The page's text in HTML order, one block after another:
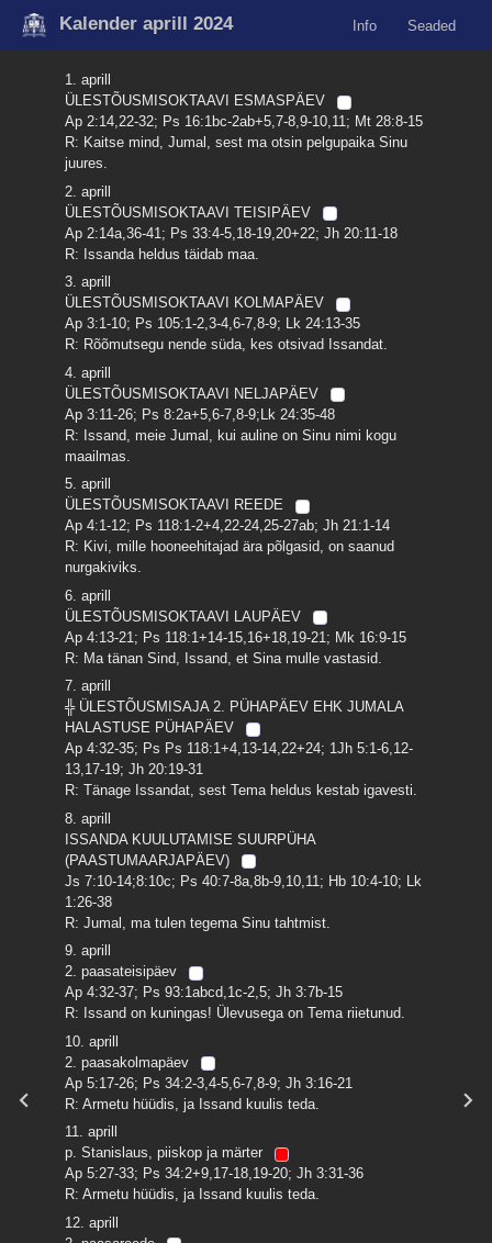
Kalender aprill 2024 Info Seaded
1. aprill
ÜLESTÕUSMISOKTAAVI ESMASPÄEV
Ap 2:14,22-32; Ps 16:1bc-2ab+5,7-8,9-10,11; Mt 28:8-15
R: Kaitse mind, Jumal, sest ma otsin pelgupaika Sinu
juures.
2. aprill
ÜLESTÕUSMISOKTAAVI TEISIPÄEV
Ap 2:14a,36-41; Ps 33:4-5,18-19,20+22; Jh 20:11-18
R: Issanda heldus täidab maa.
3. aprill
ÜLESTÕUSMISOKTAAVI KOLMAPÄEV
Ap 3:1-10; Ps 105:1-2,3-4,6-7,8-9; Lk 24:13-35
R: Rõõmutsegu nende süda, kes otsivad Issandat.
4. aprill
ÜLESTÕUSMISOKTAAVI NELJAPÄEV
Ap 3:11-26; Ps 8:2a+5,6-7,8-9;Lk 24:35-48
R: Issand, meie Jumal, kui auline on Sinu nimi kogu
maailmas.
5. aprill
ÜLESTÕUSMISOKTAAVI REEDE
Ap 4:1-12; Ps 118:1-2+4,22-24,25-27ab; Jh 21:1-14
R: Kivi, mille hooneehitajad ära põlgasid, on saanud
nurgakiviks.
6. aprill
ÜLESTÕUSMISOKTAAVI LAUPÄEV
Ap 4:13-21; Ps 118:1+14-15,16+18,19-21; Mk 16:9-15
R: Ma tänan Sind, Issand, et Sina mulle vastasid.
7. aprill
╬ ÜLESTÕUSMISAJA 2. PÜHAPÄEV EHK JUMALA
HALASTUSE PÜHAPÄEV
Ap 4:32-35; Ps Ps 118:1+4,13-14,22+24; 1Jh 5:1-6,12-
13,17-19; Jh 20:19-31
R: Tänage Issandat, sest Tema heldus kestab igavesti.
8. aprill
ISSANDA KUULUTAMISE SUURPÜHA
(PAASTUMAARJAPÄEV)
Js 7:10-14;8:10c; Ps 40:7-8a,8b-9,10,11; Hb 10:4-10; Lk
1:26-38
R: Jumal, ma tulen tegema Sinu tahtmist.
9. aprill
2. paasateisipäev
Ap 4:32-37; Ps 93:1abcd,1c-2,5; Jh 3:7b-15
R: Issand on kuningas! Ülevusega on Tema riietunud.
10. aprill
2. paasakolmapäev
Ap 5:17-26; Ps 34:2-3,4-5,6-7,8-9; Jh 3:16-21
R: Armetu hüüdis, ja Issand kuulis teda.
11. aprill
p. Stanislaus, piiskop ja märter
Ap 5:27-33; Ps 34:2+9,17-18,19-20; Jh 3:31-36
R: Armetu hüüdis, ja Issand kuulis teda.
12. aprill